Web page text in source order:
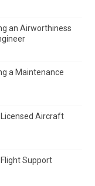
an Airworthiness
a Maintenance
Licensed Aircraft
Support